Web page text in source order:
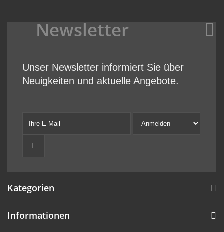
Newsletter
Unser Newsletter informiert Sie über
Neuigkeiten und aktuelle Angebote.
Kategorien
Informationen